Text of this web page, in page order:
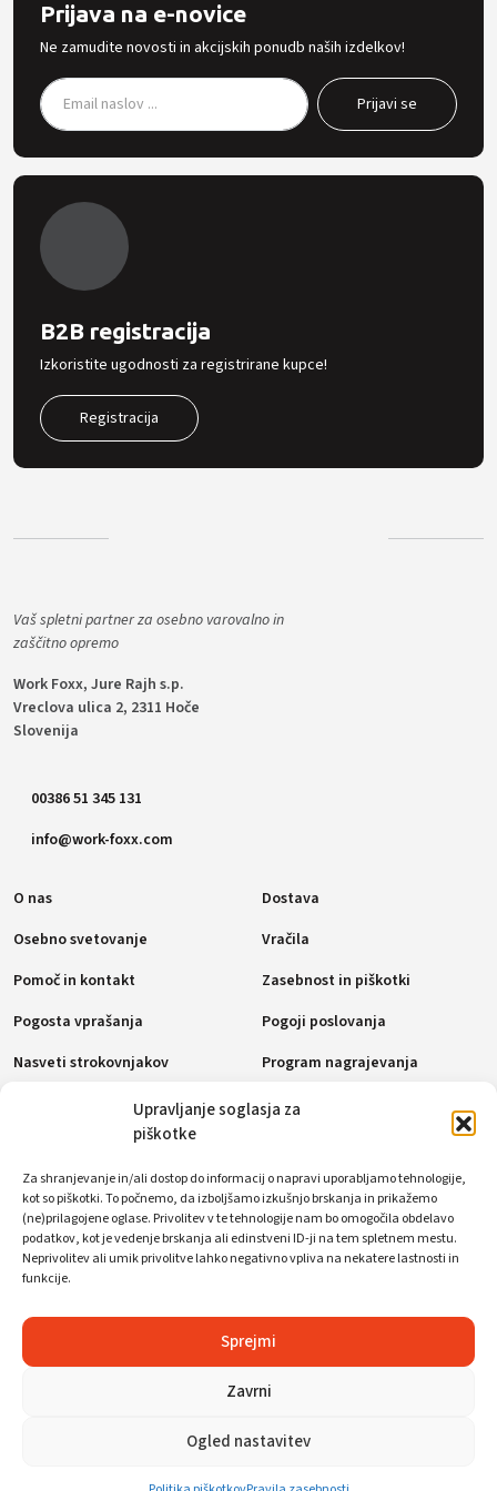
Upravljanje soglasja za
piškotke
Za shranjevanje in/ali dostop do informacij o napravi uporabljamo tehnologije,
kot so piškotki. To počnemo, da izboljšamo izkušnjo brskanja in prikažemo
(ne)prilagojene oglase. Privolitev v te tehnologije nam bo omogočila obdelavo
podatkov, kot je vedenje brskanja ali edinstveni ID-ji na tem spletnem mestu.
Neprivolitev ali umik privolitve lahko negativno vpliva na nekatere lastnosti in
funkcije.
Sprejmi
Zavrni
Ogled nastavitev
Prijava na e-novice
Ne zamudite novosti in akcijskih ponudb naših izdelkov!
B2B registracija
Izkoristite ugodnosti za registrirane kupce!
Registracija
Vaš spletni partner za osebno varovalno in
zaščitno opremo
Work Foxx, Jure Rajh s.p.
Vreclova ulica 2, 2311 Hoče
Slovenija
00386 51 345 131
info@work-foxx.com
O nas
Osebno svetovanje
Pomoč in kontakt
Pogosta vprašanja
Nasveti strokovnjakov
Dostava
Vračila
Zasebnost in piškotki
Pogoji poslovanja
Program nagrajevanja
Politika piškotkov (EU)
Socialna omrežja
© WorkFoxx. Vse pravice pridržane.